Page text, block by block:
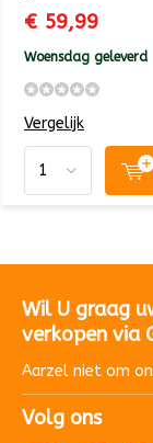
€ 59,99
Woensdag geleverd
Vergelijk
Wil U graag
verkopen via
Aarzel niet om
Volg ons